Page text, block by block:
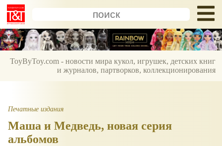
ToyByToy.com - новости мира кукол, игрушек, детских книг
и журналов, партворков, коллекционирования
Печатные издания
Маша и Медведь, новая серия
альбомов